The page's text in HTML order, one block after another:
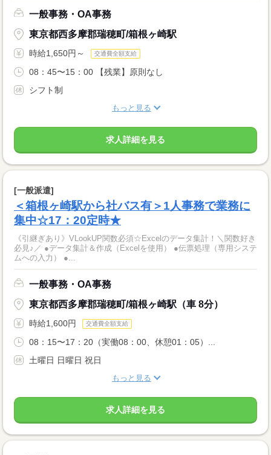
一般事務・OA事務
東京都西多摩郡瑞穂町/箱根ヶ崎駅
時給1,650円～ 交通費全額支給
08：45〜15：00 【残業】原則なし
シフト制
もっと見る
求人詳細を見る
[一般派遣]
＜箱根ヶ崎駅から社バス有＞1人事務で業務に
集中☆17：20定時★
《引継ぎあり》VLookUP関数必須☆Excelのデータ集計！＼関数好き
必見♪／ ●データ集計＆作成（Excelを使用） ●伝票処理（専用システ
ムへの入力） ●...
一般事務・OA事務
東京都西多摩郡瑞穂町/箱根ヶ崎駅（車 8分）
時給1,600円 交通費全額支給
08：15〜17：20（実働08：00、休憩01：05）...
土曜日 日曜日 祝日
もっと見る
求人詳細を見る